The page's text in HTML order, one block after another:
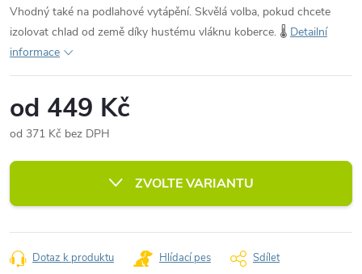
Vhodný také na podlahové vytápění. Skvělá volba, pokud chcete
izolovat chlad od země díky hustému vláknu koberce. 🌡️ Detailní
informace
od 449 Kč
od 371 Kč bez DPH
cena:
ZVOLTE VARIANTU
Dotaz k produktu Hlídací pes Sdílet